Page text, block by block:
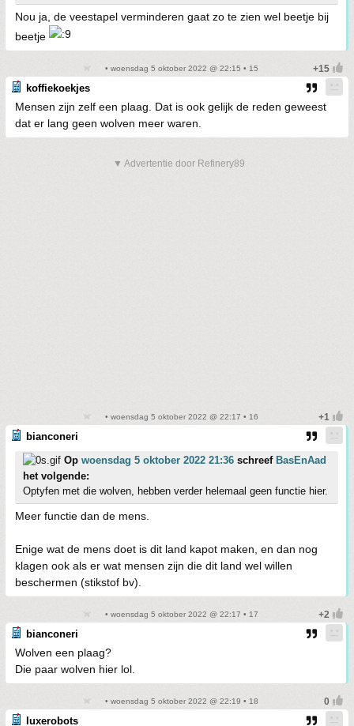
Nou ja, de veestapel verminderen gaat zo te zien wel beetje bij
beetje
• woensdag 5 oktober 2022 @ 22:15 • 15
koffiekoekjes
Mensen zijn zelf een plaag. Dat is ook gelijk de reden geweest
dat er lang geen wolven meer waren.
▼ Advertentie door Refinery89
• woensdag 5 oktober 2022 @ 22:17 • 16
bianconeri
Op woensdag 5 oktober 2022 21:36 schreef BasEnAad
het volgende:
Optyfen met die wolven, hebben verder helemaal geen functie hier.
Meer functie dan de mens.
Enige wat de mens doet is dit land kapot maken, en dan nog
klagen ook als er wat mensen zijn die dit land wel willen
beschermen (stikstof bv).
• woensdag 5 oktober 2022 @ 22:17 • 17
bianconeri
Wolven een plaag?
Die paar wolven hier lol.
• woensdag 5 oktober 2022 @ 22:19 • 18
luxerobots